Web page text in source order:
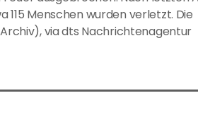
115 Menschen wurden verletzt. Die
via dts Nachrichtenagentur